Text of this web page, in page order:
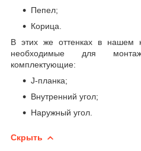
Пепел;
Корица.
В этих же оттенках в нашем
необходимые для
комплектующие:
J-планка;
Внутренний угол;
Наружный угол.
Скрыть